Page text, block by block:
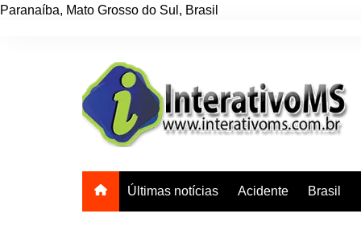
Paranaíba, Mato Grosso do Sul , Brasil
Últimas notícias Acidente Brasil